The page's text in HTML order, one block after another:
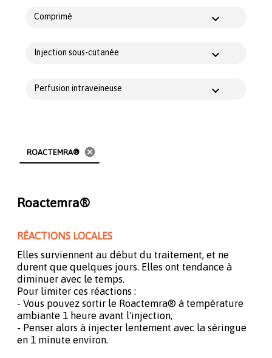
Comprimé
Injection sous-cutanée
Perfusion intraveineuse
ROACTEMRA® cancel
Roactemra®
RÉACTIONS LOCALES
Elles surviennent au début du traitement, et ne
durent que quelques jours. Elles ont tendance à
diminuer avec le temps.
Pour limiter ces réactions :
- Vous pouvez sortir le Roactemra® à température
ambiante 1 heure avant l'injection,
- Penser alors à injecter lentement avec la séringue
en 1 minute environ.